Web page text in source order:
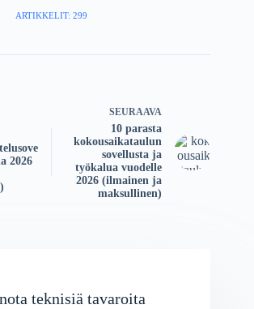
ARTIKKELIT: 299
2026
SEURAAVA
10 parasta
kokousaikataulun
sovellusta ja
työkalua vuodelle
2026 (ilmainen ja
maksullinen)
teknisiä tavaroita